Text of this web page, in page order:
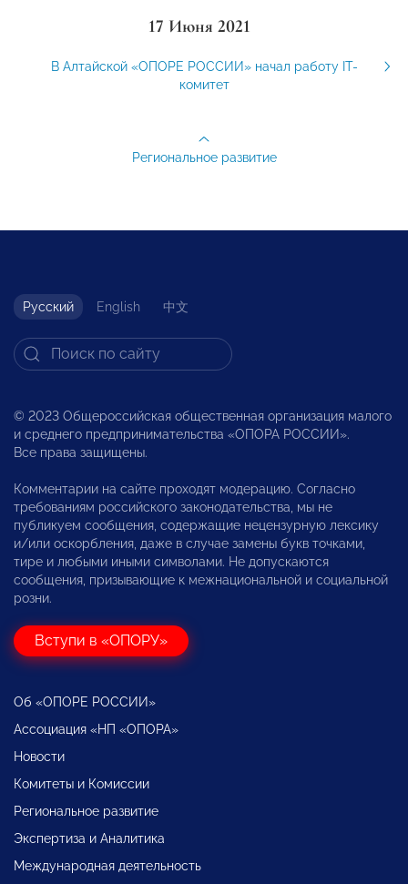
17 Июня 2021
В Алтайской «ОПОРЕ РОССИИ» начал работу IT-
комитет
Региональное развитие
Русский English 中文
© 2023 Общероссийская общественная организация малого
и среднего предпринимательства «ОПОРА РОССИИ».
Все права защищены.
Комментарии на сайте проходят модерацию. Согласно
требованиям российского законодательства, мы не
публикуем сообщения, содержащие нецензурную лексику
и/или оскорбления, даже в случае замены букв точками,
тире и любыми иными символами. Не допускаются
сообщения, призывающие к межнациональной и социальной
розни.
Вступи в «ОПОРУ»
Об «ОПОРЕ РОССИИ»
Ассоциация «НП «ОПОРА»
Новости
Комитеты и Комиссии
Региональное развитие
Экспертиза и Аналитика
Международная деятельность